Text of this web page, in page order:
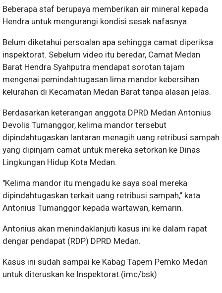
Beberapa staf berupaya memberikan air mineral kepada
Hendra untuk mengurangi kondisi sesak nafasnya.
Belum diketahui persoalan apa sehingga camat diperiksa
inspektorat. Sebelum video itu beredar, Camat Medan
Barat Hendra Syahputra mendapat sorotan tajam
mengenai pemindahtugasan lima mandor kebersihan
kelurahan di Kecamatan Medan Barat tanpa alasan jelas.
Berdasarkan keterangan anggota DPRD Medan Antonius
Devolis Tumanggor, kelima mandor tersebut
dipindahtugaskan lantaran menagih uang retribusi sampah
yang dipinjam camat untuk mereka setorkan ke Dinas
Lingkungan Hidup Kota Medan.
"Kelima mandor itu mengadu ke saya soal mereka
dipindahtugaskan terkait uang retribusi sampah," kata
Antonius Tumanggor kepada wartawan, kemarin.
Antonius akan menindaklanjuti kasus ini ke dalam rapat
dengar pendapat (RDP) DPRD Medan.
Kasus ini sudah sampai ke Kabag Tapem Pemko Medan
untuk diteruskan ke Inspektorat.(imc/bsk)